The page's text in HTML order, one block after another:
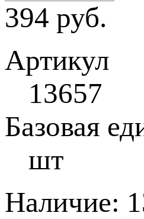
394 руб.
Артикул
13657
Базовая
шт
Наличие: